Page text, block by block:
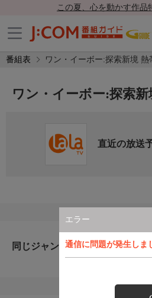
この夏、心を動かす作品
番組表 ワン・イーボー:探索新境 熱
エラー
通信に問題が発生しま
ワン・イーボー:探索
直近の放送
同じジャンルのおすすめ番組